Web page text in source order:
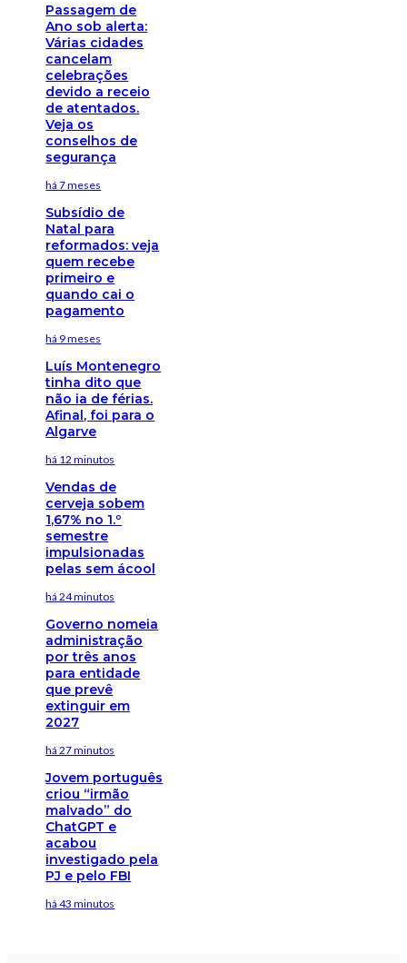
Passagem de
Ano sob alerta:
Várias cidades
cancelam
celebrações
devido a receio
de atentados.
Veja os
conselhos de
segurança
há 7 meses
Subsídio de
Natal para
reformados: veja
quem recebe
primeiro e
quando cai o
pagamento
há 9 meses
Luís Montenegro
tinha dito que
não ia de férias.
Afinal, foi para o
Algarve
há 12 minutos
Vendas de
cerveja sobem
1,67% no 1.º
semestre
impulsionadas
pelas sem ácool
há 24 minutos
Governo nomeia
administração
por três anos
para entidade
que prevê
extinguir em
2027
há 27 minutos
Jovem português
criou “irmão
malvado” do
ChatGPT e
acabou
investigado pela
PJ e pelo FBI
há 43 minutos